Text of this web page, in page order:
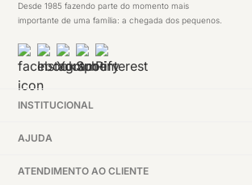
Desde 1985 fazendo parte do momento mais
importante de uma família: a chegada dos pequenos.
INSTITUCIONAL
AJUDA
ATENDIMENTO AO CLIENTE